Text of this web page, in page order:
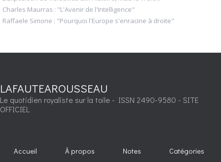
Charles Maurras : "L'Avenir de l'Intelligence"
Raffaele Simone : "Pourquoi l'Europe s'enracine à droite"
LAFAUTEAROUSSEAU
Le quotidien royaliste sur la toile - ISSN 2490-9580 - SITE
OFFICIEL
Accueil À propos Notes Catégories